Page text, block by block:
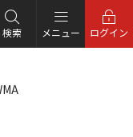
検索 メニュー ログイン